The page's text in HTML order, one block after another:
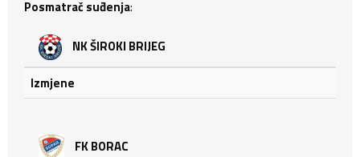
Posmatrač suđenja:
NK ŠIROKI BRIJEG
Izmjene
FK BORAC